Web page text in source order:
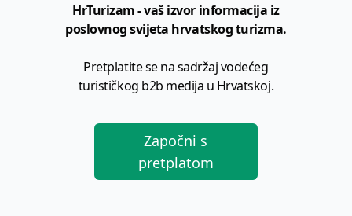
HrTurizam - vaš izvor informacija iz
poslovnog svijeta hrvatskog turizma.
Pretplatite se na sadržaj vodećeg
turističkog b2b medija u Hrvatskoj.
Započni s
pretplatom